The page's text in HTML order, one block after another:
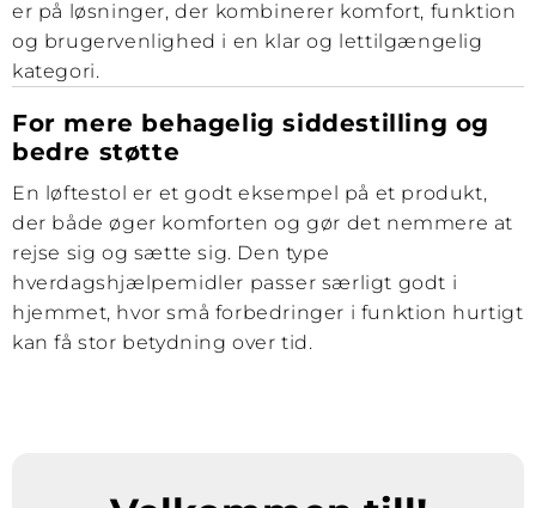
er på løsninger, der kombinerer komfort, funktion
og brugervenlighed i en klar og lettilgængelig
kategori.
For mere behagelig siddestilling og
bedre støtte
En løftestol er et godt eksempel på et produkt,
der både øger komforten og gør det nemmere at
rejse sig og sætte sig. Den type
hverdagshjælpemidler passer særligt godt i
hjemmet, hvor små forbedringer i funktion hurtigt
kan få stor betydning over tid.